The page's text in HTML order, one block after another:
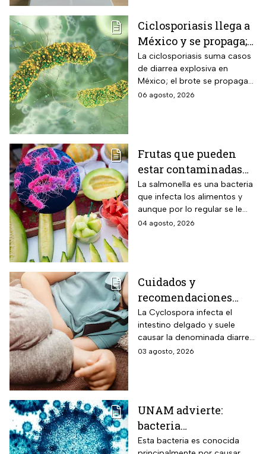
Ciclosporiasis llega a
México y se propaga;
activan protocolos
para revisar frutas y
verduras
La ciclosporiasis suma casos
de diarrea explosiva en
México; el brote se propaga
en el territorio nacional
06 agosto, 2026
Frutas que pueden
estar contaminadas
de salmonella y cómo
protegerte del
contagio
La salmonella es una bacteria
que infecta los alimentos y
aunque por lo regular se le
relaciona con el huevo,
04 agosto, 2026
Cuidados y
recomendaciones
para niños ante los
riesgos por cyclospora
La Cyclospora infecta el
intestino delgado y suele
causar la denominada diarrea
explosiva, de acuerdo con
03 agosto, 2026
UNAM advierte:
bacteria
Acinetobacter
Esta bacteria es conocida